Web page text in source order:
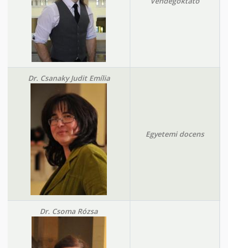
Dr. Csanaky Judit Emília
Egyetemi docens
Dr. Csoma Rózsa